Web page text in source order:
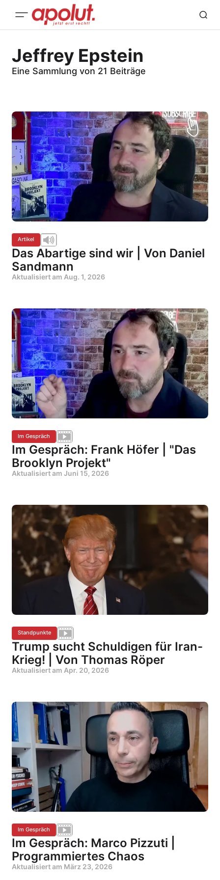
Jeffrey Epstein
Eine Sammlung von 21 Beiträge
Artikel
Das Abartige sind wir | Von Daniel
Sandmann
Aktualisiert am Aug. 1, 2026
Im Gespräch
Im Gespräch: Frank Höfer | "Das
Brooklyn Projekt"
Aktualisiert am Juni 15, 2026
Standpunkte
Trump sucht Schuldigen für Iran-
Krieg! | Von Thomas Röper
Aktualisiert am Apr. 20, 2026
Im Gespräch
Im Gespräch: Marco Pizzuti |
Programmiertes Chaos
Aktualisiert am März 23, 2026